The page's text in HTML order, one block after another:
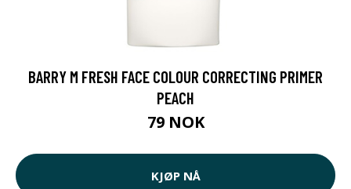
BARRY M FRESH FACE COLOUR CORRECTING PRIMER
PEACH
79 NOK
KJØP NÅ